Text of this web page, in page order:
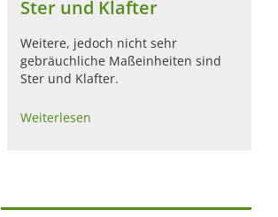
Ster und Klafter
Weitere, jedoch nicht sehr
gebräuchliche Maßeinheiten sind
Ster und Klafter.
Weiterlesen